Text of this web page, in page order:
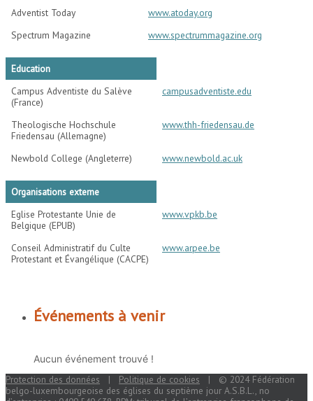
Adventist Today
www.atoday.org
Spectrum Magazine
www.spectrummagazine.org
Education
Campus Adventiste du Salève
(France)
campusadventiste.edu
Theologische Hochschule
Friedensau (Allemagne)
www.thh-friedensau.de
Newbold College (Angleterre) www.newbold.ac.uk
Organisations externe
Eglise Protestante Unie de
Belgique (EPUB)
www.vpkb.be
Conseil Administratif du Culte
Protestant et Évangélique (CACPE)
www.arpee.be
Événements à venir
Aucun événement trouvé !
Protection des données | Politique de cookies | © 2024 Fédération
belgo-luxembourgeoise des églises du septième jour A.S.B.L., no